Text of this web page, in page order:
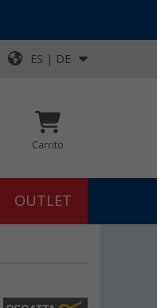
ES | DE
Carrito
OUTLET